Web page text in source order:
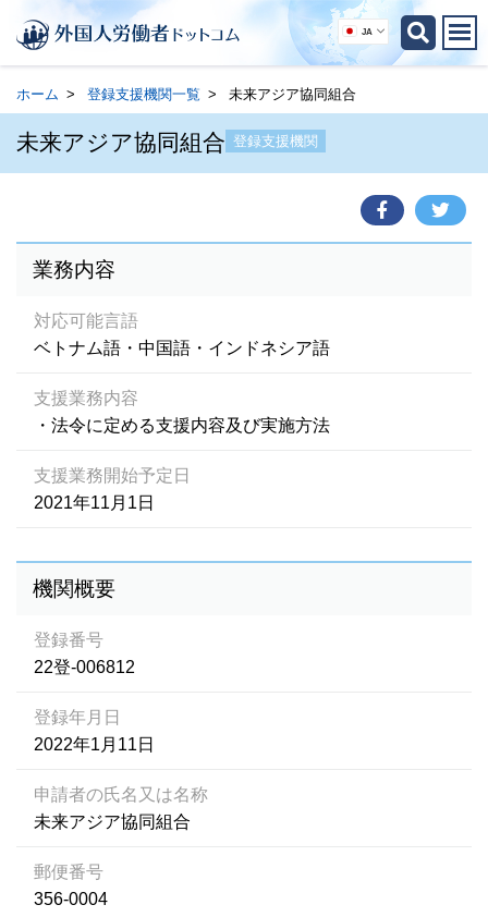
JA
ホーム 登録支援機関一覧 未来アジア協同組合
未来アジア協同組合 登録支援機関
業務内容
対応可能言語
ベトナム語・中国語・インドネシア語
支援業務内容
・法令に定める支援内容及び実施方法
支援業務開始予定日
2021年11月1日
機関概要
登録番号
22登-006812
登録年月日
2022年1月11日
申請者の氏名又は名称
未来アジア協同組合
郵便番号
356-0004